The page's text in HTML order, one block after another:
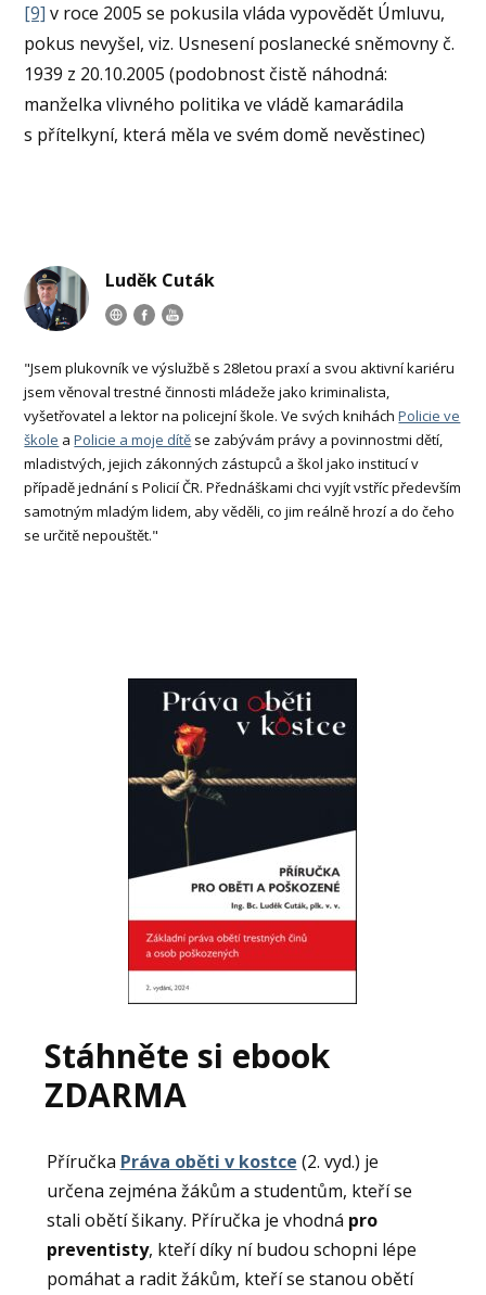
[9] v roce 2005 se pokusila vláda vypovědět Úmluvu,
pokus nevyšel, viz. Usnesení poslanecké sněmovny č.
1939 z 20.10.2005 (podobnost čistě náhodná:
manželka vlivného politika ve vládě kamarádila
s přítelkyní, která měla ve svém domě nevěstinec)
Luděk Cuták
"Jsem plukovník ve výslužbě s 28letou praxí a svou aktivní kariéru
jsem věnoval trestné činnosti mládeže jako kriminalista,
vyšetřovatel a lektor na policejní škole. Ve svých kniháchPolicie ve
škole aPolicie a moje dítě se zabývám právy a povinnostmi dětí,
mladistvých, jejich zákonných zástupců a škol jako institucí v
případě jednání s Policií ČR. Přednáškami chci vyjít vstříc především
samotným mladým lidem, aby věděli, co jim reálně hrozí a do čeho
se určitě nepouštět."
Stáhněte si ebook
ZDARMA
Příručka Práva oběti v kostce (2. vyd.) je
určena zejména žákům a studentům, kteří se
stali obětí šikany. Příručka je vhodná pro
preventisty, kteří díky ní budou schopni lépe
pomáhat a radit žákům, kteří se stanou obětí